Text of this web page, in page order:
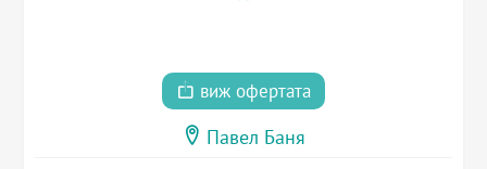
виж офертата
Павел Баня